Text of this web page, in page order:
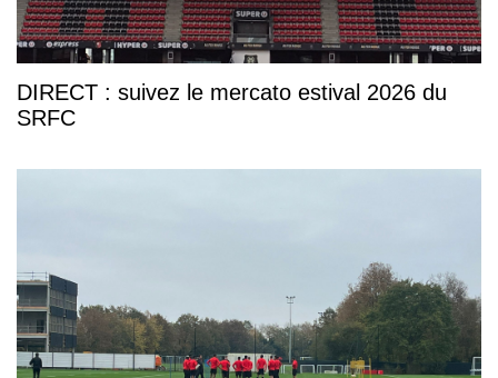
DIRECT : suivez le mercato estival 2026 du
SRFC